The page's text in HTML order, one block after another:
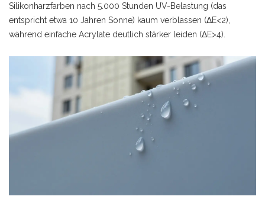
Silikonharzfarben nach 5.000 Stunden UV-Belastung (das
entspricht etwa 10 Jahren Sonne) kaum verblassen (ΔE<2),
während einfache Acrylate deutlich stärker leiden (ΔE>4).